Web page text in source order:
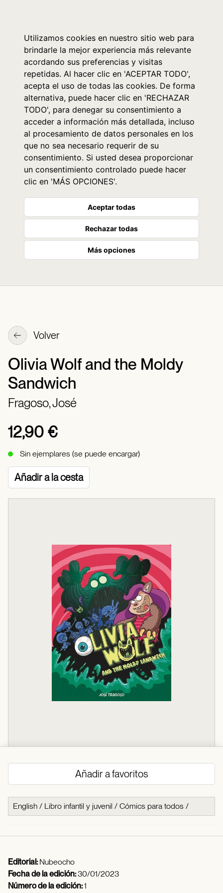
Utilizamos cookies en nuestro sitio web para
brindarle la mejor experiencia más relevante
acordando sus preferencias y visitas
repetidas. Al hacer clic en 'ACEPTAR TODO',
acepta el uso de todas las cookies. De forma
alternativa, puede hacer clic en 'RECHAZAR
TODO', para denegar su consentimiento a
acceder a información más detallada, incluso
al procesamiento de datos personales en los
que no sea necesario requerir de su
consentimiento. Si usted desea proporcionar
un consentimiento controlado puede hacer
clic en 'MÁS OPCIONES'.
Aceptar todas
Rechazar todas
Más opciones
Volver
Olivia Wolf and the Moldy
Sandwich
Fragoso, José
12,90 €
Sin ejemplares (se puede encargar)
Añadir a la cesta
Añadir a favoritos
English / Libro infantil y juvenil / Cómics para todos /
Editorial:Nubeocho
Fecha de la edición:30/01/2023
Número de la edición:1